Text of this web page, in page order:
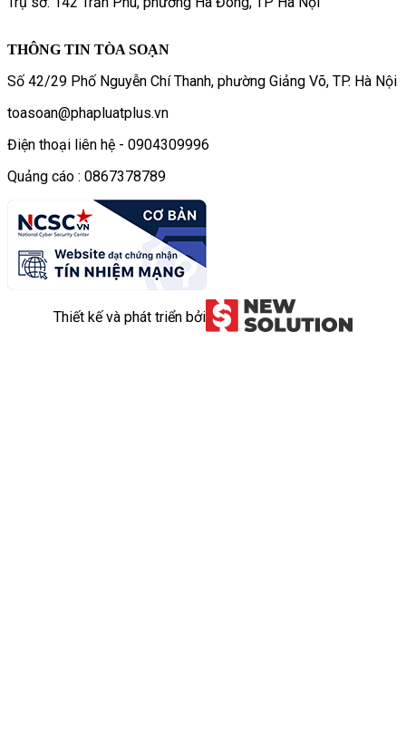
THÔNG TIN TÒA SOẠN
Số 42/29 Phố Nguyễn Chí Thanh, phường Giảng Võ, TP. Hà Nội
toasoan@phapluatplus.vn
Điện thoại liên hệ - 0904309996
Quảng cáo : 0867378789
Thiết kế và phát triển bởi